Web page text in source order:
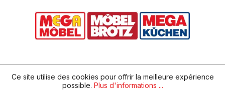
Ce site utilise des cookies pour offrir la meilleure expérience
possible. Plus d'informations ...